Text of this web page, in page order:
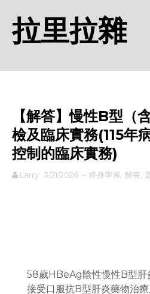
拉里拉雜
【解答】慢性B型（
檢及臨床實務(115年
控制的臨床實務)
Larry 3/21/2026 - 終身學習 解答
58歲HBeAg陰性慢性B型肝
接受口服抗B型肝炎藥物治